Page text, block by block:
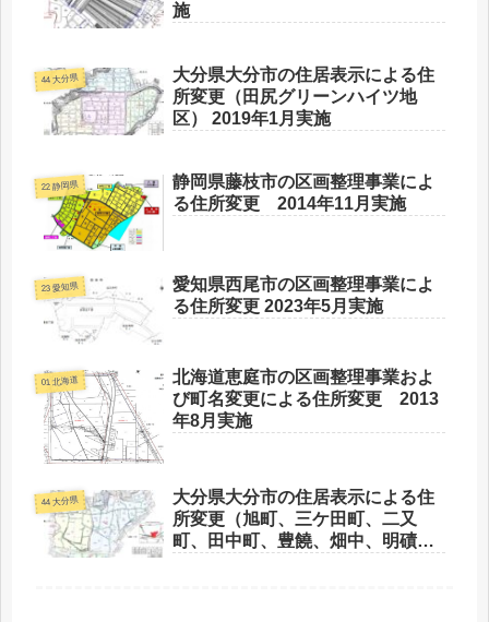
施
44 大分県
大分県大分市の住居表示による住
所変更（田尻グリーンハイツ地
区） 2019年1月実施
22 静岡県
静岡県藤枝市の区画整理事業によ
る住所変更 2014年11月実施
23 愛知県
愛知県西尾市の区画整理事業によ
る住所変更 2023年5月実施
01 北海道
北海道恵庭市の区画整理事業およ
び町名変更による住所変更 2013
年8月実施
44 大分県
大分県大分市の住居表示による住
所変更（旭町、三ケ田町、二又
町、田中町、豊饒、畑中、明磧